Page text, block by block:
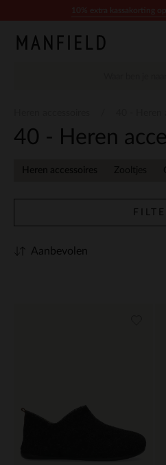
40 - Heren
Heren accessoires Zooltjes
Aanbevolen